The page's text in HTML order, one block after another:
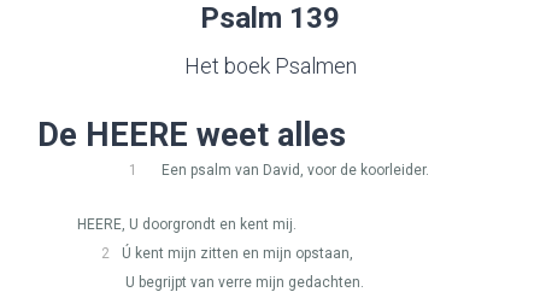
Psalm 139
Het boek Psalmen
De HEERE weet alles
1 Een psalm van David, voor de koorleider.
HEERE, U doorgrondt en kent mij.
2
Ú kent mijn zitten en mijn opstaan,
U begrijpt van verre mijn gedachten.